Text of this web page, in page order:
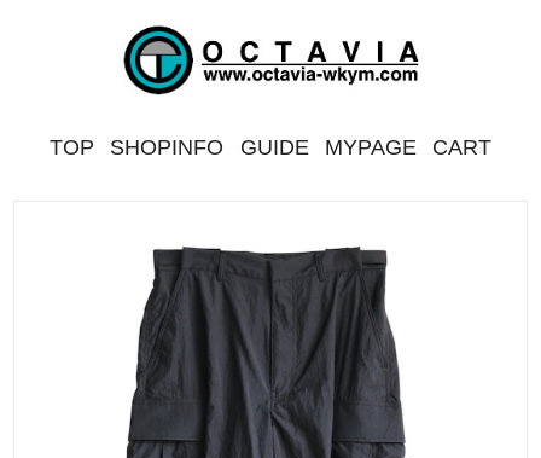
TOP SHOPINFO GUIDE MYPAGE CART